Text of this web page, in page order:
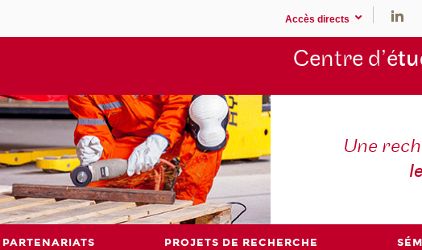
Accès directs
Centre d’é
Une
PARTENARIATS PROJETS DE RECHERCHE